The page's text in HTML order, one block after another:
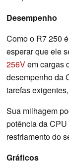
Desempenho
Como o R7 250
esperar que ele
256Vem cargas
desempenho da
tarefas
Sua milhagem
potência da
resfriamento do
Gráficos